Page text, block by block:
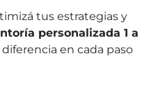
tus estrategias y
personalizada 1 a
en cada paso